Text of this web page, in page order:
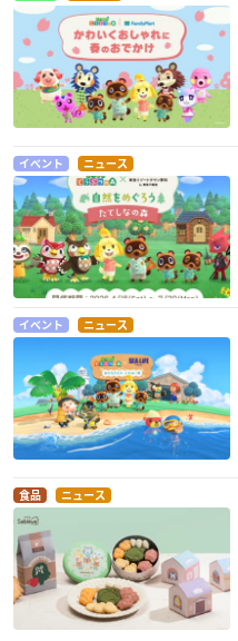
イベント ニュース
イベント ニュース
食品 ニュース